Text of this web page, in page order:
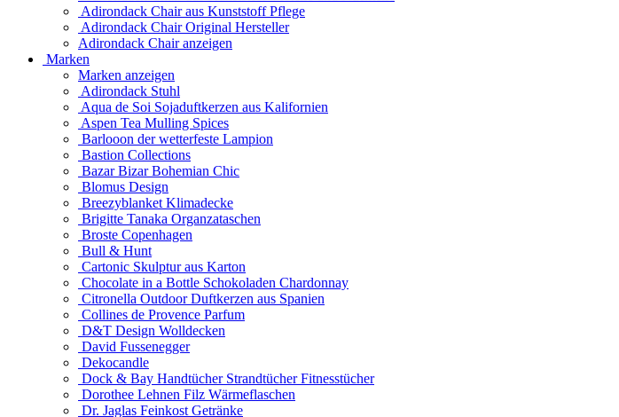
Adirondack Chair aus Kunststoff Pflege
Adirondack Chair Original Hersteller
Adirondack Chair anzeigen
Marken
Marken anzeigen
Adirondack Stuhl
Aqua de Soi Sojaduftkerzen aus Kalifornien
Aspen Tea Mulling Spices
Barlooon der wetterfeste Lampion
Bastion Collections
Bazar Bizar Bohemian Chic
Blomus Design
Breezyblanket Klimadecke
Brigitte Tanaka Organzataschen
Broste Copenhagen
Bull & Hunt
Cartonic Skulptur aus Karton
Chocolate in a Bottle Schokoladen Chardonnay
Citronella Outdoor Duftkerzen aus Spanien
Collines de Provence Parfum
D&T Design Wolldecken
David Fussenegger
Dekocandle
Dock & Bay Handtücher Strandtücher Fitnesstücher
Dorothee Lehnen Filz Wärmeflaschen
Dr. Jaglas Feinkost Getränke